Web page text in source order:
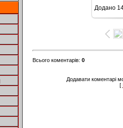
Додано
Всього коментарів: 0
Додавати коментарі
[